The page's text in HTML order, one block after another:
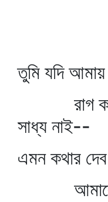
তুমি যদি
রাগ করি
সাধ্য নাই--
এমন কথার
আমারো